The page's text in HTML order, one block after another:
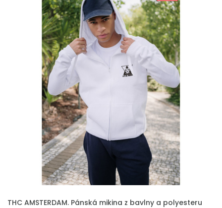
THC AMSTERDAM. Pánská mikina z bavlny a polyesteru